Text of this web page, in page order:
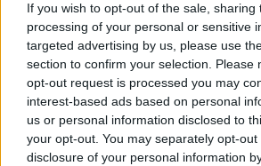
If you wish to opt-out of the sale, sharing
processing of your personal or sensitive
targeted advertising by us, please use
section to confirm your selection. Please
opt-out request is processed you may
interest-based ads based on personal
us or personal information disclosed to
your opt-out. You may separately opt-
disclosure of your personal information
Hírek
Videók
Kisállatok egészsége
#allergia #influenza#cukorbetegség
#orvosmeteorológia#vérnyomás
#pajzsmirigy#reflux#ekcéma
Regisztráció